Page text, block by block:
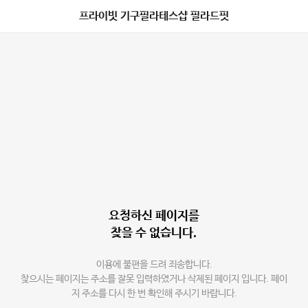
프라이빗 기구필라테스샵 필라드핏
요청하신 페이지를
찾을 수 없습니다.
이용에 불편을 드려 죄송합니다.
찾으시는 페이지는 주소를 잘못 입력하였거나 삭제된 페이지 입니다. 페이
지 주소를 다시 한 번 확인해 주시기 바랍니다.